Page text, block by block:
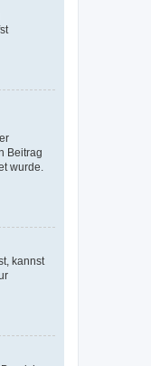
Beitrag
wurde.
kannst